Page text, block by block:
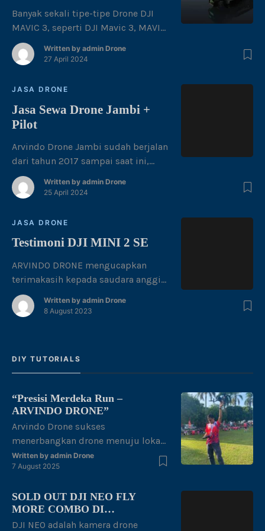
bersih dan kesejukan alam yang
masih terjaga. Selain menikmati
keindahan alamnya, kita juga
menyelam […]
Banyak sekali tipe-tipe Drone DJI
MAVIC 3, seperti DJI Mavic 3, MAVIC
3 PRO, MAVIC 3 CINE, MAVIC 3 PRO
CINE, DJI MAVIC 3 THERMAL, MAVIC
saat ini untuk kemampuan rekam
kameranya bisa pilih Mavic 3 Pro
Cine. Modus video Mavic 3 Pro Cine
[…]
Written by admin Drone
27 April 2024
JASA DRONE
Jasa Sewa Drone Jambi +
Pilot
Arvindo Drone Jambi sudah berjalan
dari tahun 2017 sampai saat ini,
siap membantu anda
menyelesaikan tugas dan
dengan photo dan videography
Pilot terpercaya yang akan siap
bekerja sama dengan anda. Perlu
diketahui : 1. Harga sewa drone
cukup bervariasi dan fleksibel
sesuai kebutuhan customer 2.
Hubungi […]
Written by admin Drone
25 April 2024
JASA DRONE
Testimoni DJI MINI 2 SE
ARVINDO DRONE mengucapkan
terimakasih kepada saudara anggi
prayoga, yang telah membeli drone
ditoko kami 🙂 harapannya semoga
Written by admin Drone
8 August 2023
DIY TUTORIALS
“Presisi Merdeka Run –
ARVINDO DRONE”
Arvindo Drone sukses
menerbangkan drone menuju lokasi
start Runing untuk melakukan
mapping area di halaman kantor
“merdeka berlari, junjung adat tuah
negeri” dalam rangka kemerdekaan
Republik Indonesia ke 80 thn.
Written by admin Drone
7 August 2025
SOLD OUT DJI NEO FLY
MORE COMBO DI
PENGHUJUNG RAMADHAN
DJI NEO adalah kamera drone